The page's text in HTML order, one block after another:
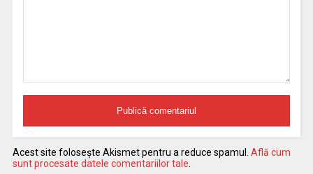
Acest site folosește Akismet pentru a reduce spamul. Află cum
sunt procesate datele comentariilor tale.